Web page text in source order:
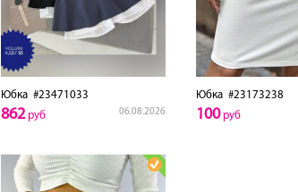
Юбка #23471033
06.08.2026
862руб
Юбка#23173238
100руб